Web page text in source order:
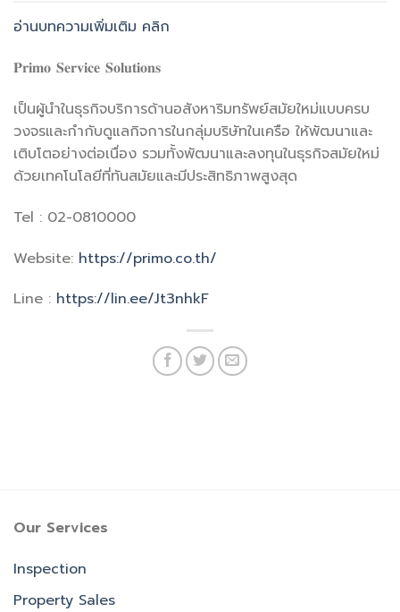
อ่านบทความเพิ่มเติม คลิก
𝐏𝐫𝐢𝐦𝐨 𝐒𝐞𝐫𝐯𝐢𝐜𝐞 𝐒𝐨𝐥𝐮𝐭𝐢𝐨𝐧𝐬
เป็นผู้นำในธุรกิจบริการด้านอสังหาริมทรัพย์สมัยใหม่แบบครบ
วงจรและกำกับดูแลกิจการในกลุ่มบริษัทในเครือ ให้พัฒนาและ
เติบโตอย่างต่อเนื่อง รวมทั้งพัฒนาและลงทุนในธุรกิจสมัยใหม่
ด้วยเทคโนโลยีที่ทันสมัยและมีประสิทธิภาพสูงสุด
Tel : 02-0810000
Website: https://primo.co.th/
Line : https://lin.ee/Jt3nhkF
Our Services
Inspection
Property Sales